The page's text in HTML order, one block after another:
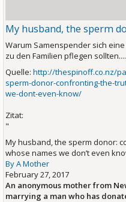
My husband, the sperm
Warum Samenspender sich
zu den Familien pflegen sollten....
Quelle: http://thespinoff.co.nz/
sperm-donor-confronting-the-
we-dont-even-know/
Zitat:
"
My husband, the sperm donor:
whose names we don’t even
By A Mother
February 27, 2017
An anonymous mother from
marrying a man who has